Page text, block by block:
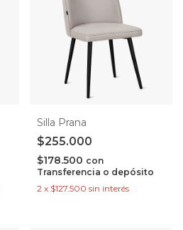
Silla Prana
$255.000
$178.500 con
Transferencia o depósito
2 x $127.500 sin interés